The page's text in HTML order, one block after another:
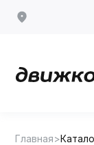
Главная